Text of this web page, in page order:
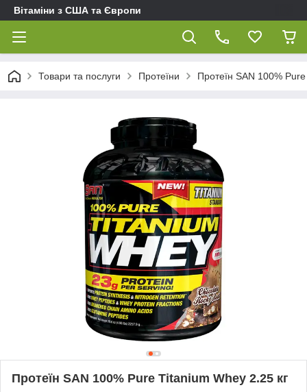
Вітаміни з США та Європи
Товари та послуги Протеїни Протеїн SAN 100%
Протеїн SAN 100% Pure Titanium Whey 2.25 кг